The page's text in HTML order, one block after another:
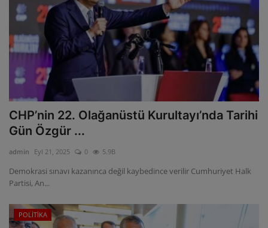
CHP’nin 22. Olağanüstü Kurultayı’nda Tarihi
Gün Özgür ...
admin Eyl 21, 2025 0 5.9B
Demokrasi sınavı kazanınca değil kaybedince verilir Cumhuriyet Halk
Partisi, An...
POLİTİKA